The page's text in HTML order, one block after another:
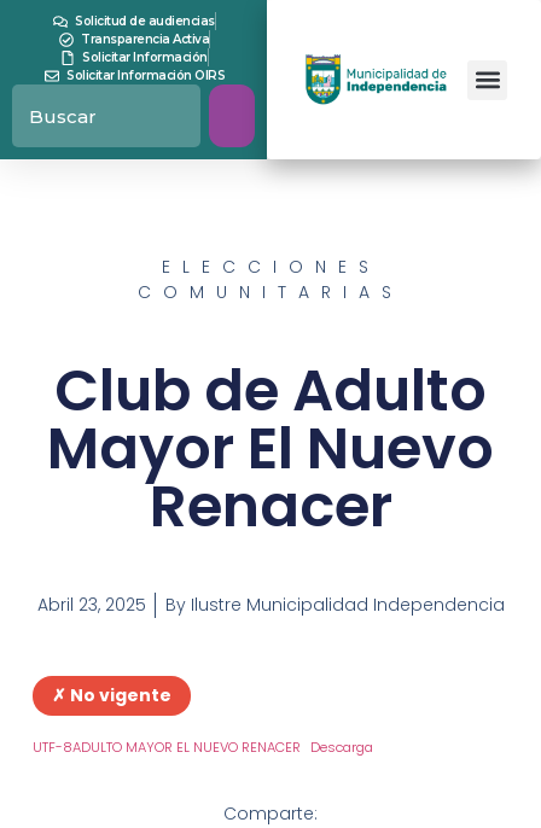
Solicitud de audiencias
Transparencia Activa
Solicitar Información
Solicitar Información OIRS
ELECCIONES
COMUNITARIAS
Club de Adulto
Mayor El Nuevo
Renacer
Abril 23, 2025 ByIlustre Municipalidad Independencia
✗ No vigente
UTF-8ADULTO MAYOR EL NUEVO RENACER Descarga
Comparte: